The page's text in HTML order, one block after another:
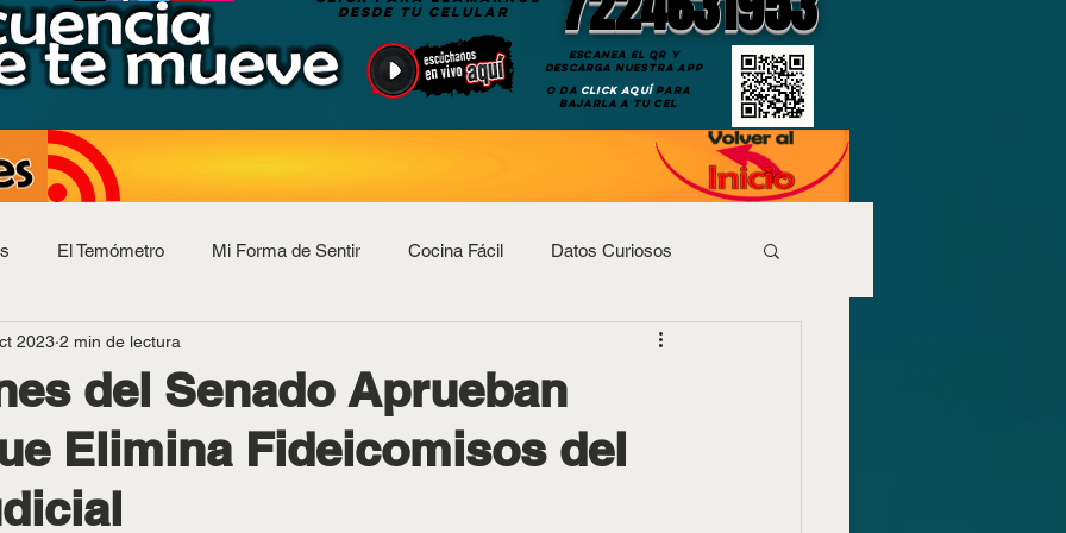
DESDE TU CELULAR
ESCANEA EL QR Y
DESCARGA NUESTRA APP
O DA CLICK AQUÍPARA
BAJARLA A TU CEL
El Temómetro Mi Forma de Sentir Cocina Fácil Datos Curiosos
Horóscopos
del Senado Aprueban
Elimina Fideicomisos del
2023 2 min de lectura